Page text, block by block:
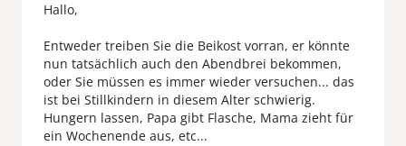
Hallo,
Entweder treiben Sie die Beikost vorran, er könnte
nun tatsächlich auch den Abendbrei bekommen,
oder Sie müssen es immer wieder versuchen... das
ist bei Stillkindern in diesem Alter schwierig.
Hungern lassen, Papa gibt Flasche, Mama zieht für
ein Wochenende aus, etc...